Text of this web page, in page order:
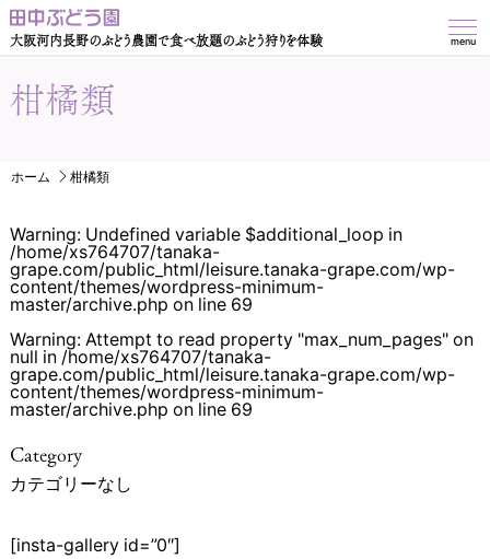
大阪河内長野のぶどう農園で食べ放題のぶどう狩りを体験 menu
柑橘類
ホーム 柑橘類
Warning: Undefined variable $additional_loop in
/home/xs764707/tanaka-
grape.com/public_html/leisure.tanaka-grape.com/wp-
content/themes/wordpress-minimum-
master/archive.php on line69
Warning: Attempt to read property "max_num_pages" on
null in /home/xs764707/tanaka-
grape.com/public_html/leisure.tanaka-grape.com/wp-
content/themes/wordpress-minimum-
master/archive.php on line69
Category
カテゴリーなし
[insta-gallery id=”0″]